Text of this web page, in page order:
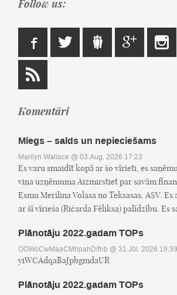
Follow us:
Komentāri
Miegs – salds un nepieciešams
Marilyn Wallace @ 03.Aug, 2026 17:23
Es varu smaidīt kopā ar šo vīrieti, es
viņa uzņēmuma Aizmirstiet par savām
Esmu Merilina Volasa no Teksasas, ASV.
ar šī vīrieša (Ričarda Fēliksa) palīdzību. Es
Plānotāju 2022.gadam TOPs
OOWcCwMaaCMhpahDifnb @ 31.Jūl, 2026 19:39
yiWCAdqaBaJpbgmdaUR
Plānotāju 2022.gadam TOPs